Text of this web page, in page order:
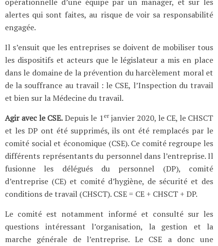
alertes qui sont faites, au risque de voir sa responsabilité
engagée.
Il s’ensuit que les entreprises se doivent de mobiliser tous
les dispositifs et acteurs que le législateur a mis en place
dans le domaine de la prévention du harcèlement moral et
de la souffrance au travail : le CSE, l’Inspection du travail
et bien sur la Médecine du travail.
Agir avec le CSE.Depuis le 1 erjanvier 2020, le CE, le CHSCT
et les DP ont été supprimés, ils ont été remplacés par le
comité social et économique (CSE). Ce comité regroupe les
différents représentants du personnel dans l’entreprise. Il
fusionne les délégués du personnel (DP), comité
d’entreprise (CE) et comité d’hygiène, de sécurité et des
conditions de travail (CHSCT). CSE = CE + CHSCT + DP.
Le comité est notamment informé et consulté sur les
questions intéressant l’organisation, la gestion et la
marche générale de l’entreprise. Le CSE a donc une